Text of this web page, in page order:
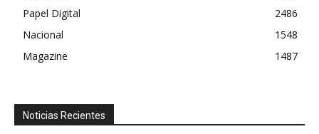
Papel Digital
2486
Nacional
1548
Magazine
1487
Noticias Recientes